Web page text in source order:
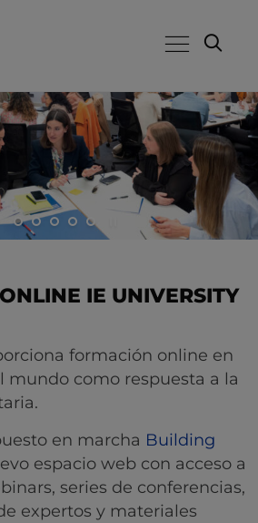
IE UNIVERSITY
formación online en
mundo como respuesta a la
en marcha Building
espacio web con acceso a
series de conferencias,
expertos y materiales